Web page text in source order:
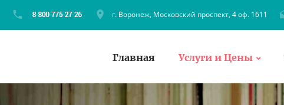
г. Воронеж, Московский проспект, 4 оф. 1611
Главная Услуги и Цены